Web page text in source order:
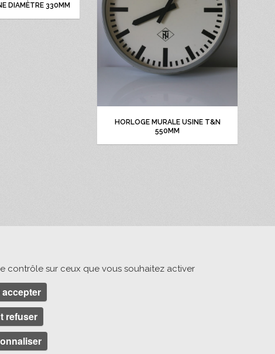
DIAMÈTRE 330MM
HORLOGE MURALE USINE T&N
550MM
contrôle sur ceux que vous souhaitez activer
accepter
refuser